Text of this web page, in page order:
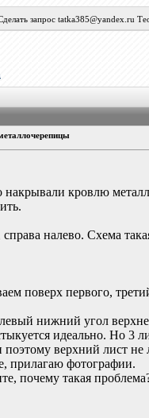
запрос tatka385@yandex.ru
накрывали кровлю
налево. Схема
поверх первого,
нижний угол
идеально. Но 3
верхний лист не
прилагаю фотографии.
почему такая